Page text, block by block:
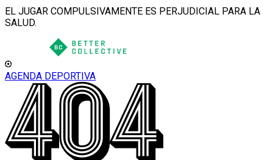
EL JUGAR COMPULSIVAMENTE ES PERJUDICIAL PARA LA
SALUD.
AGENDA DEPORTIVA